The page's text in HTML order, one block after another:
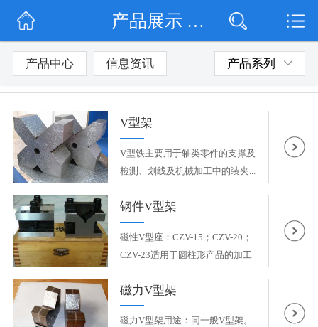
网站首页
公司简介
公司动态
产品展示 / V型铁/V型架系列
产品中心 信息资讯 产品系列
V型架
V型铁主要用于轴类零件的支撑及
检测、划线及机械加工中的装夹...
钢件V型架
磁性V型座：CZV-15；CZV-20；
CZV-23适用于圆柱形产品的加工
磁力V型架
磁力V型架用途：同一般V型架。